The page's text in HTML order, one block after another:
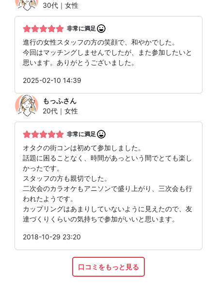
30代｜女性
非常に満足
進行の女性スタッフの方の笑顔で、和やかでした。
今回はマッチングしませんでしたが、また参加したいと
思います。ありがとうございました。
2025-02-10 14:39
もっふさん
20代｜女性
非常に満足
オタクの街コンは初めて参加しました。
話題に困ることなく、時間があっという間でとても楽し
かったです。
スタッフの方も親切でした。
二次会のカラオケもアニソンで盛り上がり、三次会も行
われたようです。
カップリングはあまりしていないように見えたので、友
達づくりくらいの気持ちで参加がいいと思います。
2018-10-29 23:20
口コミをもっと見る